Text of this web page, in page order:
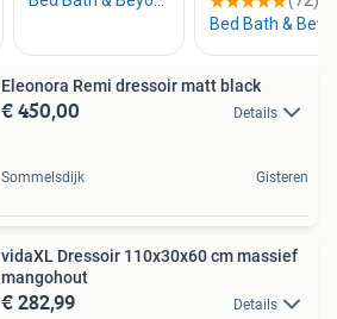
Eleonora Remi dressoir matt black
€ 450,00 Details
Sommelsdijk Gisteren
vidaXL Dressoir 110x30x60 cm massief
mangohout
€ 282,99 Details